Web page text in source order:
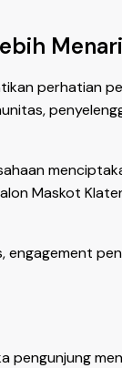
perhatian
Maskot
pengunjung